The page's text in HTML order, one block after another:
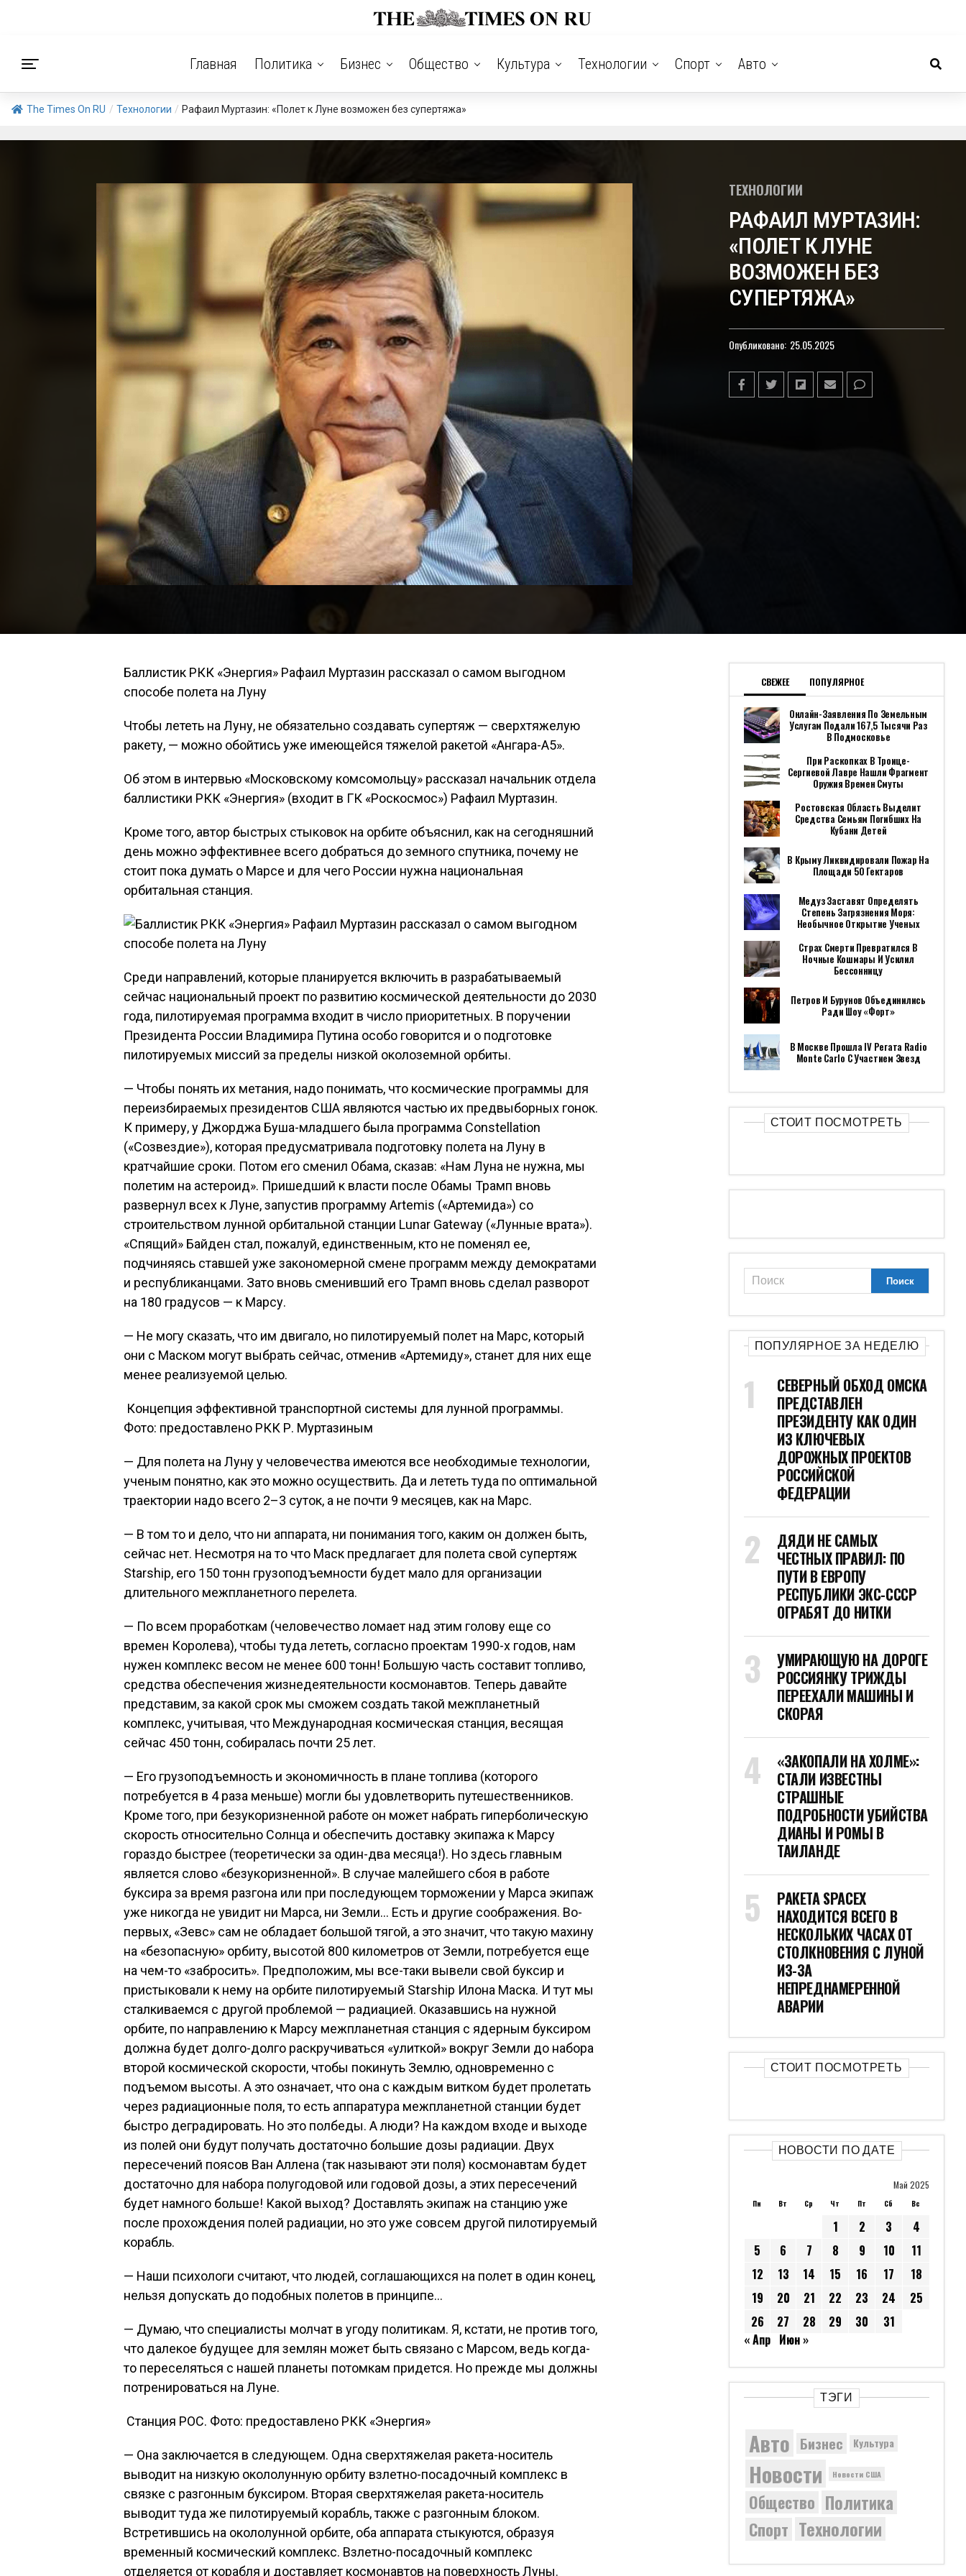
Главная Политика Бизнес Общество Культура Технологии Спорт Авто
The Times On RU / Технологии / Рафаил Муртазин: «Полет к Луне возможен без супертяжа»
ТЕХНОЛОГИИ
РАФАИЛ МУРТАЗИН:
«ПОЛЕТ К ЛУНЕ
ВОЗМОЖЕН БЕЗ
СУПЕРТЯЖА»
Опубликовано: 25.05.2025
Баллистик РКК «Энергия» Рафаил Муртазин рассказал о самом выгодном
способе полета на Луну
Чтобы лететь на Луну, не обязательно создавать супертяж — сверхтяжелую
ракету, — можно обойтись уже имеющейся тяжелой ракетой «Ангара-А5».
Об этом в интервью «Московскому комсомольцу» рассказал начальник отдела
баллистики РКК «Энергия» (входит в ГК «Роскосмос») Рафаил Муртазин.
Кроме того, автор быстрых стыковок на орбите объяснил, как на сегодняшний
день можно эффективнее всего добраться до земного спутника, почему не
стоит пока думать о Марсе и для чего России нужна национальная
орбитальная станция.
Среди направлений, которые планируется включить в разрабатываемый
сейчас национальный проект по развитию космической деятельности до 2030
года, пилотируемая программа входит в число приоритетных. В поручении
Президента России Владимира Путина особо говорится и о подготовке
пилотируемых миссий за пределы низкой околоземной орбиты.
— Чтобы понять их метания, надо понимать, что космические программы для
переизбираемых президентов США являются частью их предвыборных гонок.
К примеру, у Джорджа Буша-младшего была программа Constellation
(«Созвездие»), которая предусматривала подготовку полета на Луну в
кратчайшие сроки. Потом его сменил Обама, сказав: «Нам Луна не нужна, мы
полетим на астероид». Пришедший к власти после Обамы Трамп вновь
развернул всех к Луне, запустив программу Artemis («Артемида») со
строительством лунной орбитальной станции Lunar Gateway («Лунные врата»).
«Спящий» Байден стал, пожалуй, единственным, кто не поменял ее,
подчиняясь ставшей уже закономерной смене программ между демократами
и республиканцами. Зато вновь сменивший его Трамп вновь сделал разворот
на 180 градусов — к Марсу.
— Не могу сказать, что им двигало, но пилотируемый полет на Марс, который
они с Маском могут выбрать сейчас, отменив «Артемиду», станет для них еще
менее реализуемой целью.
Концепция эффективной транспортной системы для лунной программы.
Фото: предоставлено РКК Р. Муртазиным
— Для полета на Луну у человечества имеются все необходимые технологии,
ученым понятно, как это можно осуществить. Да и лететь туда по оптимальной
траектории надо всего 2–3 суток, а не почти 9 месяцев, как на Марс.
— В том то и дело, что ни аппарата, ни понимания того, каким он должен быть,
сейчас нет. Несмотря на то что Маск предлагает для полета свой супертяж
Starship, его 150 тонн грузоподъемности будет мало для организации
длительного межпланетного перелета.
— По всем проработкам (человечество ломает над этим голову еще со
времен Королева), чтобы туда лететь, согласно проектам 1990-х годов, нам
нужен комплекс весом не менее 600 тонн! Большую часть составит топливо,
средства обеспечения жизнедеятельности космонавтов. Теперь давайте
представим, за какой срок мы сможем создать такой межпланетный
комплекс, учитывая, что Международная космическая станция, весящая
сейчас 450 тонн, собиралась почти 25 лет.
— Его грузоподъемность и экономичность в плане топлива (которого
потребуется в 4 раза меньше) могли бы удовлетворить путешественников.
Кроме того, при безукоризненной работе он может набрать гиперболическую
скорость относительно Солнца и обеспечить доставку экипажа к Марсу
гораздо быстрее (теоретически за один-два месяца!). Но здесь главным
является слово «безукоризненной». В случае малейшего сбоя в работе
буксира за время разгона или при последующем торможении у Марса экипаж
уже никогда не увидит ни Марса, ни Земли… Есть и другие соображения. Во-
первых, «Зевс» сам не обладает большой тягой, а это значит, что такую махину
на «безопасную» орбиту, высотой 800 километров от Земли, потребуется еще
на чем-то «забросить». Предположим, мы все-таки вывели свой буксир и
пристыковали к нему на орбите пилотируемый Starship Илона Маска. И тут мы
сталкиваемся с другой проблемой — радиацией. Оказавшись на нужной
орбите, по направлению к Марсу межпланетная станция с ядерным буксиром
должна будет долго-долго раскручиваться «улиткой» вокруг Земли до набора
второй космической скорости, чтобы покинуть Землю, одновременно с
подъемом высоты. А это означает, что она с каждым витком будет пролетать
через радиационные поля, то есть аппаратура межпланетной станции будет
быстро деградировать. Но это полбеды. А люди? На каждом входе и выходе
из полей они будут получать достаточно большие дозы радиации. Двух
пересечений поясов Ван Аллена (так называют эти поля) космонавтам будет
достаточно для набора полугодовой или годовой дозы, а этих пересечений
будет намного больше! Какой выход? Доставлять экипаж на станцию уже
после прохождения полей радиации, но это уже совсем другой пилотируемый
корабль.
— Наши психологи считают, что людей, соглашающихся на полет в один конец,
нельзя допускать до подобных полетов в принципе…
— Думаю, что специалисты молчат в угоду политикам. Я, кстати, не против того,
что далекое будущее для землян может быть связано с Марсом, ведь когда-
то переселяться с нашей планеты потомкам придется. Но прежде мы должны
потренироваться на Луне.
Станция РОС. Фото: предоставлено РКК «Энергия»
— Она заключается в следующем. Одна сверхтяжелая ракета-носитель
выводит на низкую окололунную орбиту взлетно-посадочный комплекс в
связке с разгонным буксиром. Вторая сверхтяжелая ракета-носитель
выводит туда же пилотируемый корабль, также с разгонным блоком.
Встретившись на окололунной орбите, оба аппарата стыкуются, образуя
временный космический комплекс. Взлетно-посадочный комплекс
отделяется от корабля и доставляет космонавтов на поверхность Луны.
СВЕЖЕЕ ПОПУЛЯРНОЕ
Онлайн-Заявления По Земельным
Услугам Подали 167,5 Тысячи Раз
В Подмосковье
При Раскопках В Троице-
Сергиевой Лавре Нашли Фрагмент
Оружия Времен Смуты
Ростовская Область Выделит
Средства Семьям Погибших На
Кубани Детей
В Крыму Ликвидировали Пожар На
Площади 50 Гектаров
Медуз Заставят Определять
Степень Загрязнения Моря:
Необычное Открытие Ученых
Страх Смерти Превратился В
Ночные Кошмары И Усилил
Бессонницу
Петров И Бурунов Объединились
Ради Шоу «Форт»
В Москве Прошла IV Регата Radio
Monte Carlo С Участием Звезд
СТОИТ ПОСМОТРЕТЬ
ПОПУЛЯРНОЕ ЗА НЕДЕЛЮ
СЕВЕРНЫЙ ОБХОД ОМСКА
ПРЕДСТАВЛЕН
ПРЕЗИДЕНТУ КАК ОДИН
ИЗ КЛЮЧЕВЫХ
ДОРОЖНЫХ ПРОЕКТОВ
РОССИЙСКОЙ
ФЕДЕРАЦИИ
ДЯДИ НЕ САМЫХ
ЧЕСТНЫХ ПРАВИЛ: ПО
ПУТИ В ЕВРОПУ
РЕСПУБЛИКИ ЭКС-СССР
ОГРАБЯТ ДО НИТКИ
УМИРАЮЩУЮ НА ДОРОГЕ
РОССИЯНКУ ТРИЖДЫ
ПЕРЕЕХАЛИ МАШИНЫ И
СКОРАЯ
«ЗАКОПАЛИ НА ХОЛМЕ»:
СТАЛИ ИЗВЕСТНЫ
СТРАШНЫЕ
ПОДРОБНОСТИ УБИЙСТВА
ДИАНЫ И РОМЫ В
ТАИЛАНДЕ
РАКЕТА SPACEX
НАХОДИТСЯ ВСЕГО В
НЕСКОЛЬКИХ ЧАСАХ ОТ
СТОЛКНОВЕНИЯ С ЛУНОЙ
ИЗ-ЗА
НЕПРЕДНАМЕРЕННОЙ
АВАРИИ
СТОИТ ПОСМОТРЕТЬ
НОВОСТИ ПО ДАТЕ
Май 2025
Пн Вт Ср Чт Пт Сб Вс
1 2 3
4
5
6 7 8 9 10
11
12
13 14 15 16 17
18
19
20 21 22 23 24
25
26
27 28 29 30
31
« Апр Июн »
ТЭГИ
Авто Бизнес Культура
Новости Новости США
Общество Политика
Спорт Технологии